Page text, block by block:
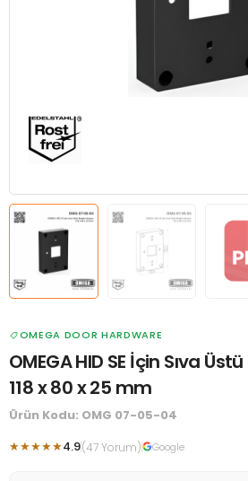
OMEGA DOOR HARDWARE
OMEGA HID SE İçin Sıva
118 x 80 x 25 mm
Ürün Kodu: OMG 07-05-04
★★★★★4.9(47 Yorum) Google